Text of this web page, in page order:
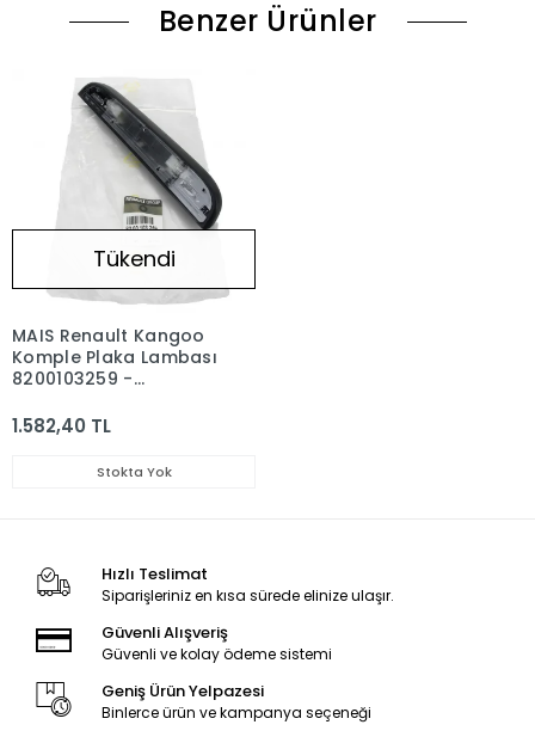
Benzer Ürünler
Tükendi
MAIS Renault Kangoo
Komple Plaka Lambası
8200103259 -
1.582,40 TL
Stokta Yok
Hızlı Teslimat
Siparişleriniz en kısa sürede elinize ulaşır.
Güvenli Alışveriş
Güvenli ve kolay ödeme sistemi
Geniş Ürün Yelpazesi
Binlerce ürün ve kampanya seçeneği